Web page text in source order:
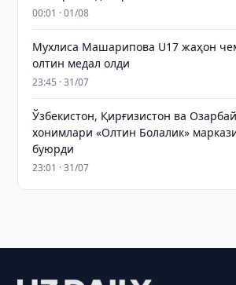
00:01 · 01/08
Мухлиса Машарипова U17 жаҳон
олтин медал олди
23:45 · 31/07
Ўзбекистон, Қирғизистон ва
хонимлари «Олтин Болалик»
буюрди
23:01 · 31/07